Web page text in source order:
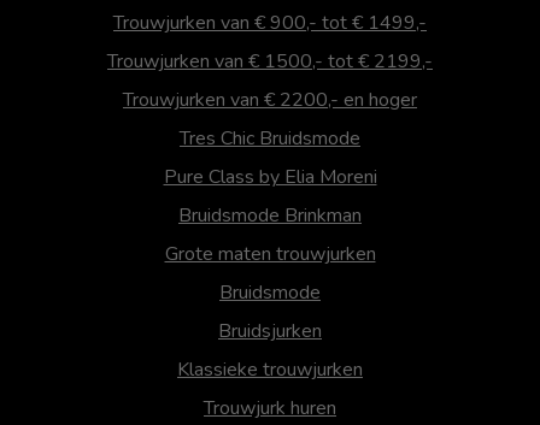
Trouwjurken van € 900,- tot € 1499,-
Trouwjurken van € 1500,- tot € 2199,-
Trouwjurken van € 2200,- en hoger
Tres Chic Bruidsmode
Pure Class by Elia Moreni
Bruidsmode Brinkman
Grote maten trouwjurken
Bruidsmode
Bruidsjurken
Klassieke trouwjurken
Trouwjurk huren